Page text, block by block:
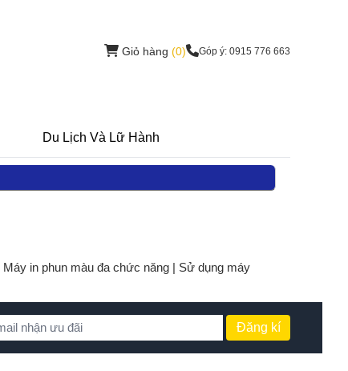
Giỏ hàng (0) Góp ý: 0915 776 663
Du Lịch Và Lữ Hành
Máy in phun màu đa chức năng | Sử dụng máy
Đăng kí